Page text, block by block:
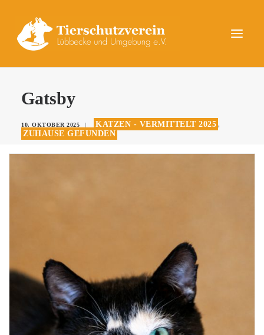
UNSERE TIERE
DAS TIERHEIM
Gatsby
10. OKTOBER 2025 | KATZEN - VERMITTELT 2025 ,
ZUHAUSE GEFUNDEN